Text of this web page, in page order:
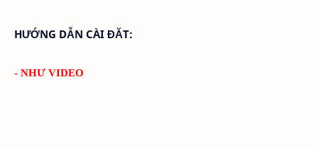
HƯỚNG DẪN CÀI ĐĂT:
- NHƯ VIDEO